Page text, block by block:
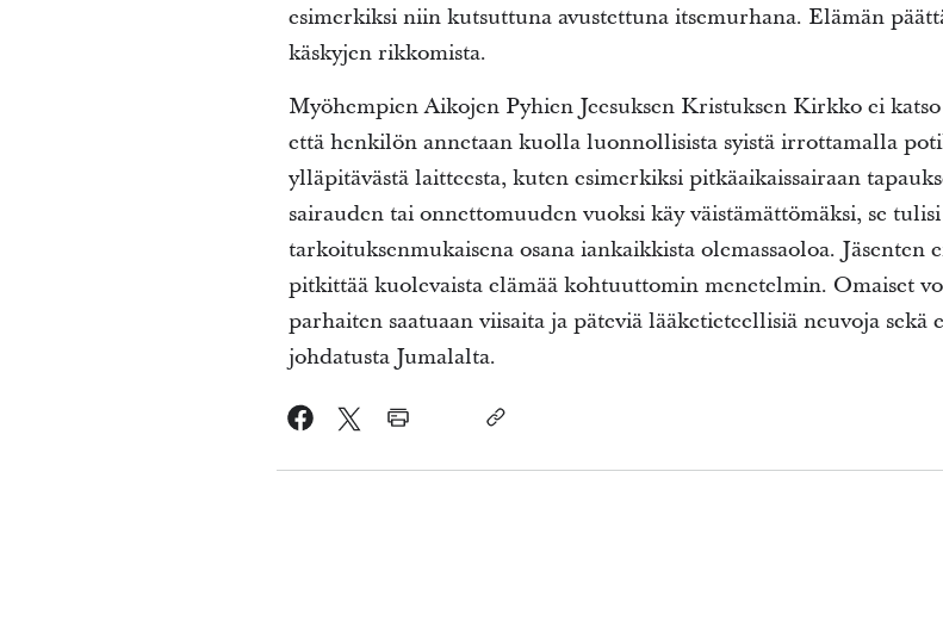
esimerkiksi niin kutsuttuna avustettuna itsemurhana. Elämän
käskyjen rikkomista.
Myöhempien Aikojen Pyhien Jeesuksen Kristuksen Kirkko ei
että henkilön annetaan kuolla luonnollisista syistä irrottamalla
ylläpitävästä laitteesta, kuten esimerkiksi pitkäaikaissairaan
sairauden tai onnettomuuden vuoksi käy väistämättömäksi, se
tarkoituksenmukaisena osana iankaikkista olemassaoloa.
pitkittää kuolevaista elämää kohtuuttomin menetelmin. Omaiset
parhaiten saatuaan viisaita ja päteviä lääketieteellisiä neuvoja
johdatusta Jumalalta.